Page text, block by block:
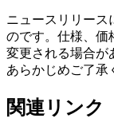
ニュースリリース
のです。仕様、価
変更される場合が
あらかじめご了承
関連リンク